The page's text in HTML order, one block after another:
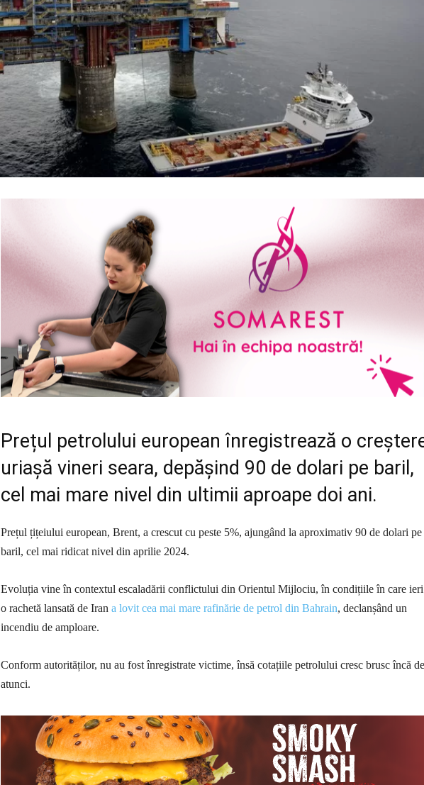
Prețul petrolului european înregistrează o
uriașă vineri seara, depășind 90 de dolari pe baril,
cel mai mare nivel din ultimii aproape doi ani.
Prețul țițeiului european, Brent, a crescut cu peste 5%, ajungând la aproximativ 90 de dolari pe
baril, cel mai ridicat nivel din aprilie 2024.
Evoluția vine în contextul escaladării conflictului din Orientul Mijlociu, în condițiile în care ieri
o rachetă lansată de Iran a lovit cea mai mare rafinărie de petrol din Bahrain, declanșând un
incendiu de amploare.
Conform autorităților, nu au fost înregistrate victime, însă cotațiile petrolului cresc brusc încă de
atunci.